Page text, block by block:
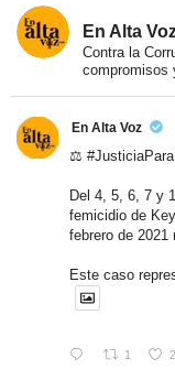
En Alta
Contra la
compromisos
En Alta Voz
⚖️
Del 4, 5, 6, 7 y
femicidio de
febrero de 2021
Este caso
1 2